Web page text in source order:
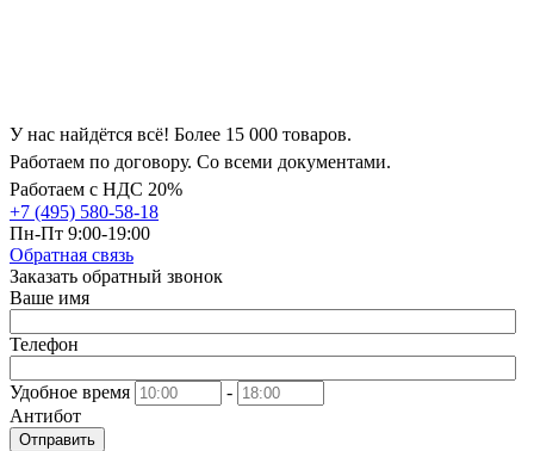
У нас найдётся всё! Более 15 000 товаров.
Работаем по договору. Со всеми документами.
Работаем с НДС 20%
+7 (495) 580-58-18
Пн-Пт 9:00-19:00
Обратная связь
Заказать обратный звонок
Ваше имя
Телефон
Удобное время
-
Антибот
Отправить